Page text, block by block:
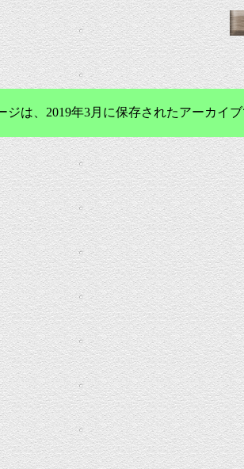
ジは、2019年3月に保存されたアーカイ